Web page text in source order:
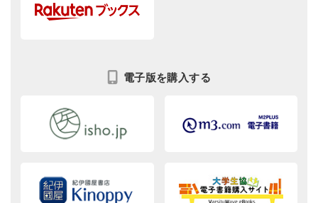
電子版を購入する